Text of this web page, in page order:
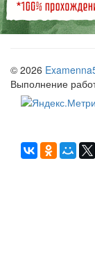
© 2026
Выполнение